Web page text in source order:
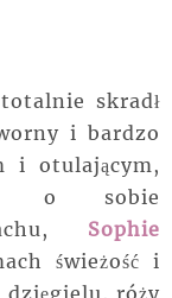
totalnie skradł
i bardzo
i otulającym,
o sobie
Sophie
świeżość i
dzięgielu, róży